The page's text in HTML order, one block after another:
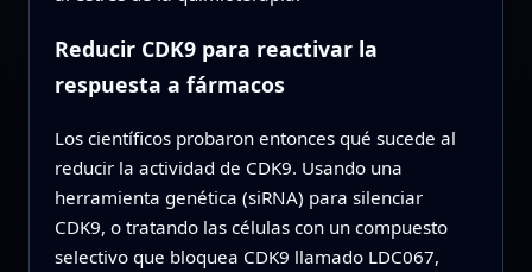
Reducir CDK9 para reactivar la
respuesta a fármacos
Los científicos probaron entonces qué sucede al
reducir la actividad de CDK9. Usando una
herramienta genética (siRNA) para silenciar
CDK9, o tratando las células con un compuesto
selectivo que bloquea CDK9 llamado LDC067,